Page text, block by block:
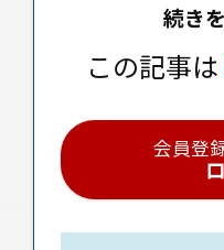
続き
この記事は
会員登